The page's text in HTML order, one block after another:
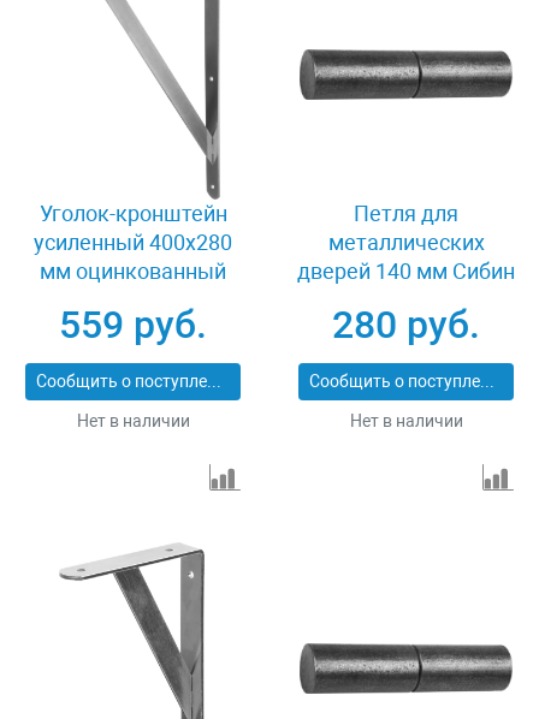
Уголок-кронштейн
усиленный 400х280
мм оцинкованный
559 руб.
Сообщить о поступлении
Нет в наличии
Петля для
металлических
дверей 140 мм Сибин
280 руб.
Сообщить о поступлении
Нет в наличии